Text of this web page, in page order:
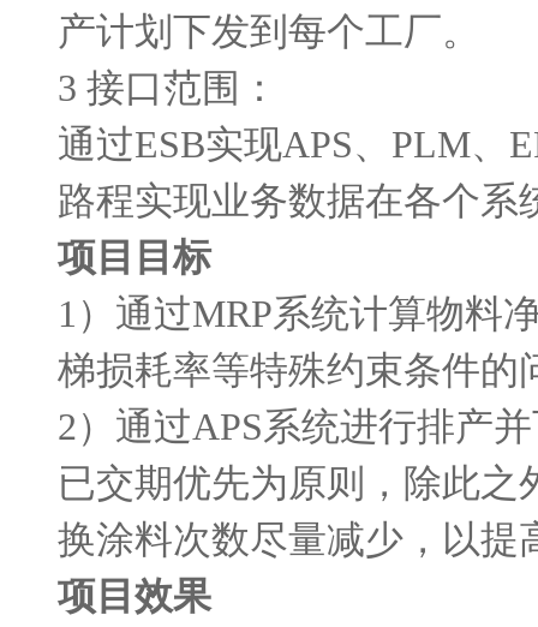
产计划下发到每个工厂。
3 接口范围：
通过ESB实现APS、 PLM、
路程实现业务数据在各个系
项目目标
1）通过MRP系统计算物料
梯损耗率等特殊约束条件的
2）通过APS系统进行排产
已交期优先为原则，除此
换涂料次数尽量减少，以提
项目效果